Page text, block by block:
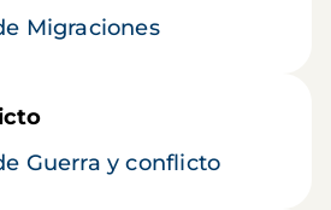
Migraciones
Guerra y conflicto